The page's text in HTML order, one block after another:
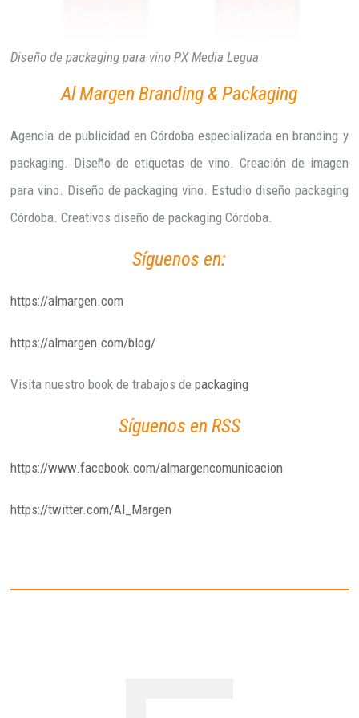
Diseño de packaging para vino PX Media Legua
Al Margen Branding & Packaging
Agencia de publicidad en Córdoba especializada en branding y
packaging. Diseño de etiquetas de vino. Creación de imagen
para vino. Diseño de packaging vino. Estudio diseño packaging
Córdoba. Creativos diseño de packaging Córdoba.
Síguenos en:
https://almargen.com
https://almargen.com/blog/
Visita nuestro book de trabajos depackaging
Síguenos en RSS
https://www.facebook.com/almargencomunicacion
https://twitter.com/Al_Margen